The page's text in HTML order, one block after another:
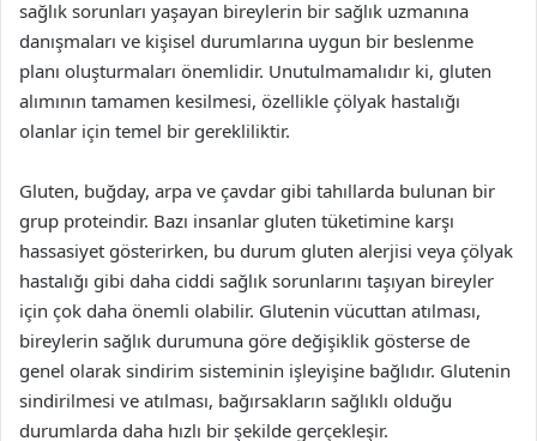
sağlık sorunları yaşayan bireylerin bir sağlık uzmanına
danışmaları ve kişisel durumlarına uygun bir beslenme
planı oluşturmaları önemlidir. Unutulmamalıdır ki, gluten
alımının tamamen kesilmesi, özellikle çölyak hastalığı
olanlar için temel bir gerekliliktir.
Gluten, buğday, arpa ve çavdar gibi tahıllarda bulunan bir
grup proteindir. Bazı insanlar gluten tüketimine karşı
hassasiyet gösterirken, bu durum gluten alerjisi veya çölyak
hastalığı gibi daha ciddi sağlık sorunlarını taşıyan bireyler
için çok daha önemli olabilir. Glutenin vücuttan atılması,
bireylerin sağlık durumuna göre değişiklik gösterse de
genel olarak sindirim sisteminin işleyişine bağlıdır. Glutenin
sindirilmesi ve atılması, bağırsakların sağlıklı olduğu
durumlarda daha hızlı bir şekilde gerçekleşir.